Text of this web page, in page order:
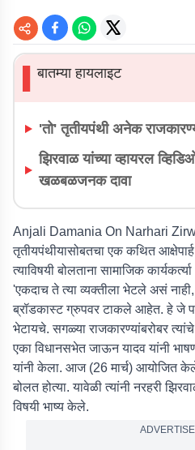
▌बातम्या हायलाइट
'तो' तृतीयपंथी अनेक
झिरवाळ यांच्या व्हायरल
खळबळजनक दावा
Anjali Damania On Narhari
तृतीयपंथीयासोबतचा एक कथित
त्याविषयी बोलताना सामाजिक
'एकदाच ते त्या व्यक्तीला भेटले असं
ब्रॉडकास्ट ग्रुपवर टाकले आहेत. हे जे
भेटायचे. सगळ्या राजकारण्यांबरोबर
एका विधानसभेत जाऊन यादव यांनी
यांनी केला. आज (26 मार्च) आयोजित
बोलत होत्या. यावेळी त्यांनी नरहरी
विषयी भाष्य केले.